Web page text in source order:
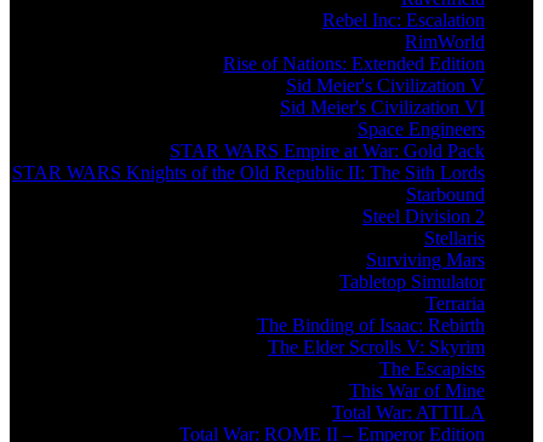
Rebel Inc: Escalation
RimWorld
Rise of Nations: Extended Edition
Sid Meier's Civilization V
Sid Meier's Civilization VI
Space Engineers
STAR WARS Empire at War: Gold Pack
STAR WARS Knights of the Old Republic II: The Sith Lords
Starbound
Steel Division 2
Stellaris
Surviving Mars
Tabletop Simulator
Terraria
The Binding of Isaac: Rebirth
The Elder Scrolls V: Skyrim
The Escapists
This War of Mine
Total War: ATTILA
Total War: ROME II – Emperor Edition